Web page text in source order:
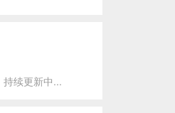
续更新中...